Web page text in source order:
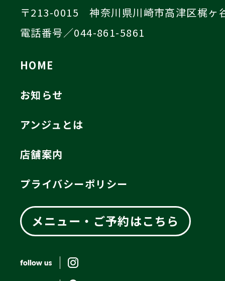
〒213-0015 神奈川県川崎市高津区梶ヶ
電話番号／044-861-5861
HOME
お知らせ
アンジュとは
店舗案内
プライバシーポリシー
メニュー・ご予約はこちら